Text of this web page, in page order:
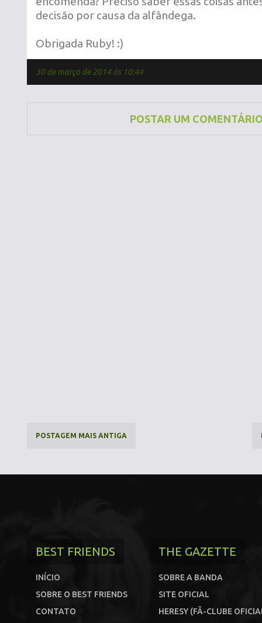
decisão por causa da alfândega.
Obrigada Ruby! :)
30 de março de 2014 às 10:44
POSTAR UM
POSTAGEM MAIS ANTIGA
BEST FRIENDS
INÍCIO
SOBRE O BEST FRIENDS
CONTATO
THE GAZETTE
SOBRE A BANDA
SITE OFICIAL
HERESY (FÃ-CLUBE